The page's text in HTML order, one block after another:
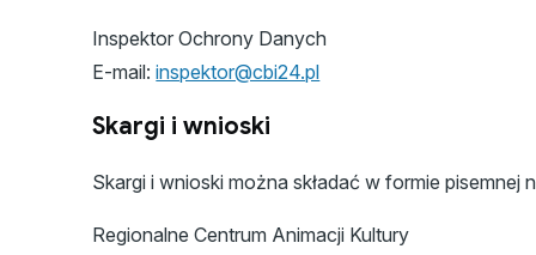
Inspektor Ochrony Danych
E-mail:inspektor@cbi24.pl
Skargi i wnioski
Skargi i wnioski można składać w formie pisemnej
Regionalne Centrum Animacji Kultury